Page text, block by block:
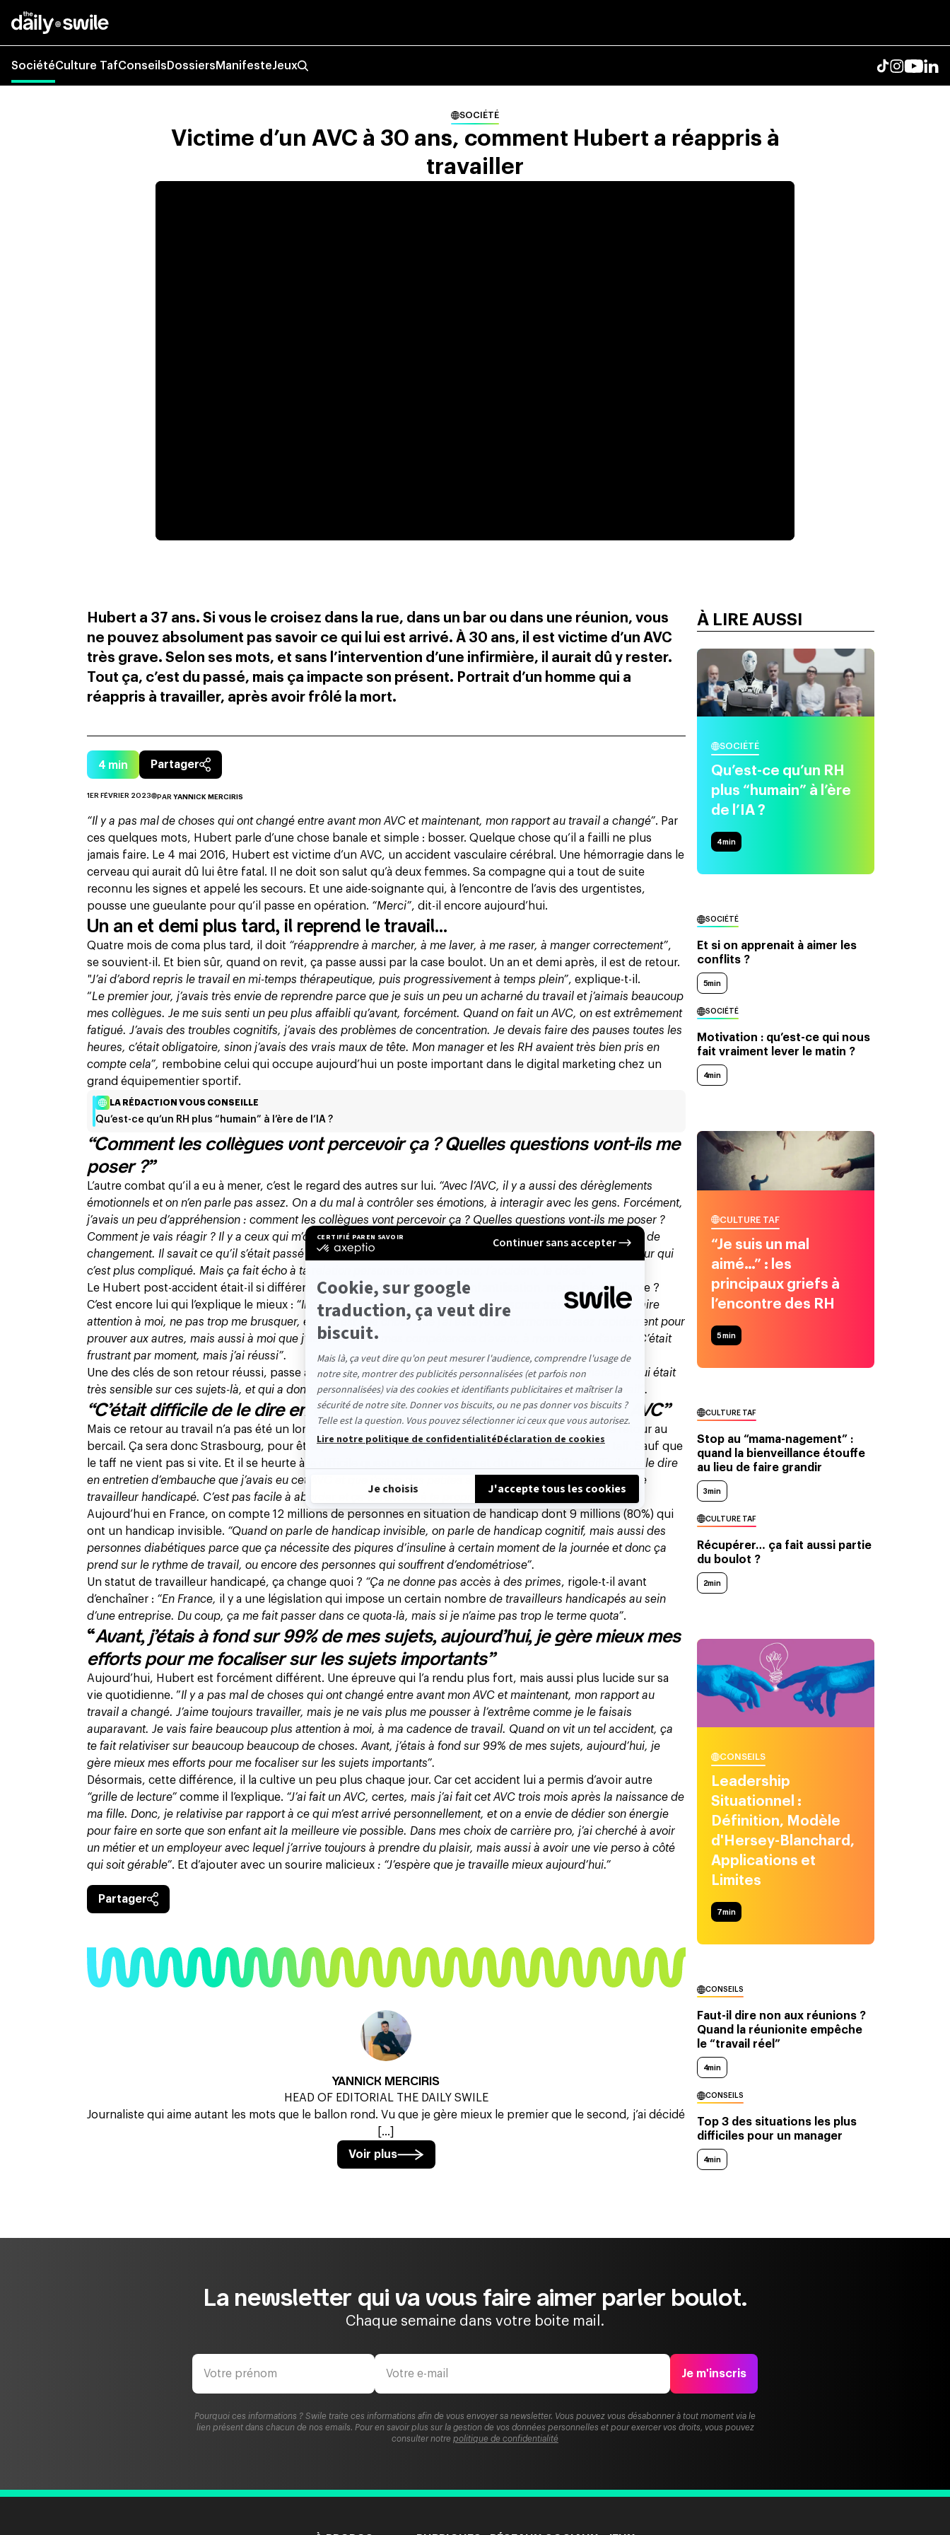
SociétéCulture TafConseils Dossiers ManifesteJeux
SOCIÉTÉ
Victime d’un AVC à 30 ans, comment Hubert a réappris à
travailler
Hubert a 37 ans. Si vous le croisez dans la rue, dans un bar ou dans une réunion, vous
ne pouvez absolument pas savoir ce qui lui est arrivé. À 30 ans, il est victime d’un AVC
très grave. Selon ses mots, et sans l’intervention d’une infirmière, il aurait dû y rester.
Tout ça, c’est du passé, mais ça impacte son présent. Portrait d’un homme qui a
réappris à travailler, après avoir frôlé la mort.
4 min Partager
1ER FÉVRIER 2023 PAR YANNICK MERCIRIS
“Il y a pas mal de choses qui ont changé entre avant mon AVC et maintenant, mon rapport au travail a changé”. Par
ces quelques mots, Hubert parle d’une chose banale et simple : bosser. Quelque chose qu’il a failli ne plus
jamais faire. Le 4 mai 2016, Hubert est victime d’un AVC, un accident vasculaire cérébral. Une hémorragie dans le
cerveau qui aurait dû lui être fatal. Il ne doit son salut qu’à deux femmes. Sa compagne qui a tout de suite
reconnu les signes et appelé les secours. Et une aide-soignante qui, à l’encontre de l’avis des urgentistes,
pousse une gueulante pour qu’il passe en opération. “Merci”, dit-il encore aujourd’hui.
Un an et demi plus tard, il reprend le travail...
Quatre mois de coma plus tard, il doit “réapprendre à marcher, à me laver, à me raser, à manger correctement”,
se souvient-il. Et bien sûr, quand on revit, ça passe aussi par la case boulot. Un an et demi après, il est de retour.
"J’ai d’abord repris le travail en mi-temps thérapeutique, puis progressivement à temps plein”, explique-t-il.
“Le premier jour, j’avais très envie de reprendre parce que je suis un peu un acharné du travail et j’aimais beaucoup
mes collègues. Je me suis senti un peu plus affaibli qu’avant, forcément. Quand on fait un AVC, on est extrêmement
fatigué. J’avais des troubles cognitifs, j’avais des problèmes de concentration. Je devais faire des pauses toutes les
heures, c’était obligatoire, sinon j’avais des vrais maux de tête. Mon manager et les RH avaient très bien pris en
compte cela”, rembobine celui qui occupe aujourd’hui un poste important dans le digital marketing chez un
grand équipementier sportif.
LA RÉDACTION VOUS CONSEILLE
Qu’est-ce qu’un RH plus “humain” à l’ère de l’IA ?
“Comment les collègues vont percevoir ça ? Quelles questions vont-ils me
poser ?”
L’autre combat qu’il a eu à mener, c’est le regard des autres sur lui. “Avec l’AVC, il y a aussi des dérèglements
émotionnels et on n’en parle pas assez. On a du mal à contrôler ses émotions, à interagir avec les gens. Forcément,
j’avais un peu d’appréhension : comment les collègues vont percevoir ça ? Quelles questions vont-ils me poser ?
Comment je vais réagir ? Il y a ceux qui m’ont considéré comme avant l’accident. Pour eux, il n’y avait pas eu de
changement. Il savait ce qu’il s’était passé et ils ont repris comme si “rien n’était arrivé”. Et puis il y a ceux pour qui
c’est plus compliqué. Mais ça fait écho à ta relation personnelle avec la peur, l’accident, le décès”
Le Hubert post-accident était-il si différent ? A-t-il ressenti une certaine infantilisation, même bienveillante ?
C’est encore lui qui l’explique le mieux : “Il y a eu ce sentiment de “Je suis une personne très fragile, il faut faire
attention à moi, ne pas trop me brusquer, etc”. C’est une chose que j’ai essayé de surmonter assez rapidement pour
prouver aux autres, mais aussi à moi que j’étais revenu à mes compétences d’avant, à mon niveau d’avant. C’était
frustrant par moment, mais j’ai réussi”.
Une des clés de son retour réussi, passe aussi par la case manager.“J’ai eu la chance d’avoir un manager qui était
très sensible sur ces sujets-là, et qui a donc sensibilisé l’équipe sur la façon d’aborder mon retour au travail”.
“C’était difficile de le dire en entretien d’embauche que j’avais eu cet AVC”
Mais ce retour au travail n’a pas été un long fleuve tranquille. Lui, l’Alsacien d’origine a des envies de retour au
bercail. Ça sera donc Strasbourg, pour être proche des siens. Qui dit nouvelle région, dit nouveau taff. Sauf que
le taff ne vient pas si vite. Et il se heurte à la difficile question du handicap et du travail.
“C’était difficile de le dire
en entretien d’embauche que j’avais eu cet AVC et que j’avais des petites séquelles, et donc reconnu comme
travailleur handicapé. C’est pas facile à aborder et ça te renvoie à ta propre image de soi”.
Aujourd’hui en France, on compte 12 millions de personnes en situation de handicap dont 9 millions (80%) qui
ont un handicap invisible. “Quand on parle de handicap invisible, on parle de handicap cognitif, mais aussi des
personnes diabétiques parce que ça nécessite des piqures d’insuline à certain moment de la journée et donc ça
prend sur le rythme de travail, ou encore des personnes qui souffrent d’endométriose”.
Un statut de travailleur handicapé, ça change quoi ? “Ça ne donne pas accès à des primes, rigole-t-il avant
d’enchaîner : “En France, il y a une législation qui impose un certain nombre de travailleurs handicapés au sein
d’une entreprise. Du coup, ça me fait passer dans ce quota-là, mais si je n’aime pas trop le terme quota”.
“Avant, j’étais à fond sur 99% de mes sujets, aujourd’hui, je gère mieux mes
efforts pour me focaliser sur les sujets importants”
Aujourd’hui, Hubert est forcément différent. Une épreuve qui l’a rendu plus fort, mais aussi plus lucide sur sa
vie quotidienne. ”Il y a pas mal de choses qui ont changé entre avant mon AVC et maintenant, mon rapport au
travail a changé. J’aime toujours travailler, mais je ne vais plus me pousser à l’extrême comme je le faisais
auparavant. Je vais faire beaucoup plus attention à moi, à ma cadence de travail. Quand on vit un tel accident, ça
te fait relativiser sur beaucoup beaucoup de choses. Avant, j’étais à fond sur 99% de mes sujets, aujourd’hui, je
gère mieux mes efforts pour me focaliser sur les sujets importants”.
Désormais, cette différence, il la cultive un peu plus chaque jour. Car cet accident lui a permis d’avoir autre
“grille de lecture” comme il l’explique. “J’ai fait un AVC, certes, mais j’ai fait cet AVC trois mois après la naissance de
ma fille. Donc, je relativise par rapport à ce qui m’est arrivé personnellement, et on a envie de dédier son énergie
pour faire en sorte que son enfant ait la meilleure vie possible. Dans mes choix de carrière pro, j’ai cherché à avoir
un métier et un employeur avec lequel j’arrive toujours à prendre du plaisir, mais aussi à avoir une vie perso à côté
qui soit gérable”. Et d’ajouter avec un sourire malicieux : “J’espère que je travaille mieux aujourd’hui.”
Partager
YANNICK MERCIRIS
HEAD OF EDITORIAL THE DAILY SWILE
Journaliste qui aime autant les mots que le ballon rond. Vu que je gère mieux le premier que le second, j’ai décidé
[...]
Voir plus
À LIRE AUSSI
SOCIÉTÉ
Qu’est-ce qu’un RH
plus “humain” à l’ère
de l’IA ?
4min
SOCIÉTÉ
Et si on apprenait à aimer les
conflits ?
5min
SOCIÉTÉ
Motivation : qu’est-ce qui nous
fait vraiment lever le matin ?
4min
CULTURE TAF
“Je suis un mal
aimé…” : les
principaux griefs à
l’encontre des RH
5min
CULTURE TAF
Stop au “mama-nagement” :
quand la bienveillance étouffe
au lieu de faire grandir
3min
CULTURE TAF
Récupérer… ça fait aussi partie
du boulot ?
2min
CONSEILS
Leadership
Situationnel :
Définition, Modèle
d'Hersey-Blanchard,
Applications et
Limites
7min
CONSEILS
Faut-il dire non aux réunions ?
Quand la réunionite empêche
le “travail réel”
4min
CONSEILS
Top 3 des situations les plus
difficiles pour un manager
4min
La newsletter qui va vous faire aimer parler boulot.
Chaque semaine dans votre boite mail.
Je m'inscris
Pourquoi ces informations ? Swile traite ces informations afin de vous envoyer sa newsletter. Vous pouvez vous désabonner à tout moment via le
lien présent dans chacun de nos emails. Pour en savoir plus sur la gestion de vos données personnelles et pour exercer vos droits, vous pouvez
consulter notre politique de confidentialité